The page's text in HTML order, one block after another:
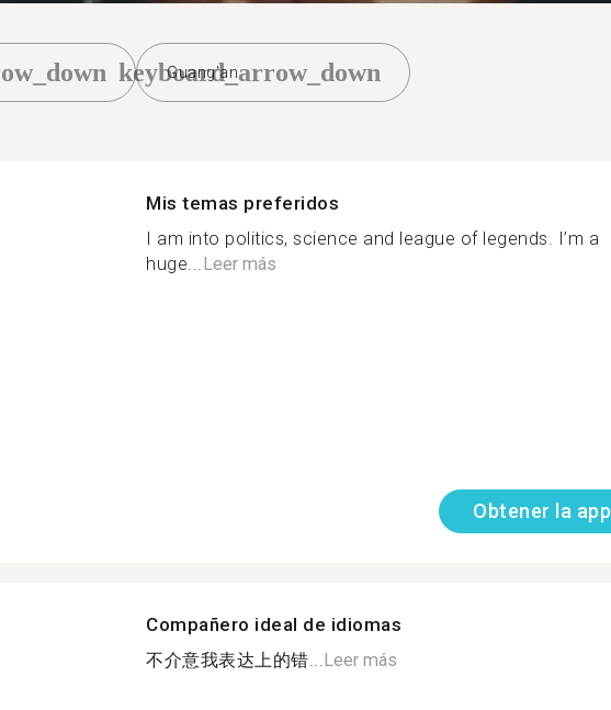
Guang'an
keyboard_arrow_down
Mis temas preferidos
I am into politics, science and league of legends. I’m a
huge...Leer más
Obtener la app
Compañero ideal de idiomas
不介意我表达上的错...Leer más